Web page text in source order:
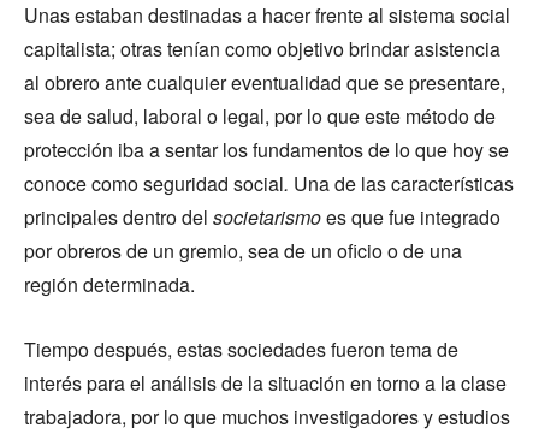
Unas estaban destinadas a hacer frente al sistema social
capitalista; otras tenían como objetivo brindar asistencia
al obrero ante cualquier eventualidad que se presentare,
sea de salud, laboral o legal, por lo que este método de
protección iba a sentar los fundamentos de lo que hoy se
conoce como seguridad social. Una de las características
principales dentro del societarismoes que fue integrado
por obreros de un gremio, sea de un oficio o de una
región determinada.
Tiempo después, estas sociedades fueron tema de
interés para el análisis de la situación en torno a la clase
trabajadora, por lo que muchos investigadores y estudios